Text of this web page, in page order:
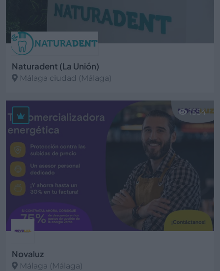
Naturadent (La Unión)
Málaga ciudad (Málaga)
Novaluz
Málaga (Málaga)
1554